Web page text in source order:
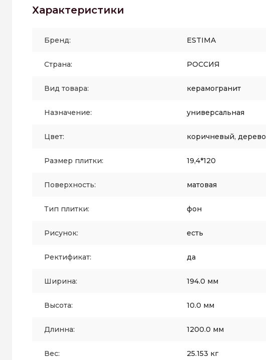
Характеристики
Бренд: ESTIMA
Страна: РОССИЯ
Вид товара: керамогранит
Назначение: универсальная
Цвет: коричневый, дерево
Размер плитки: 19,4*120
Поверхность: матовая
Тип плитки: фон
Рисунок: есть
Ректификат: да
Ширина: 194.0 мм
Высота: 10.0 мм
Длинна: 1200.0 мм
Вес: 25.153 кг